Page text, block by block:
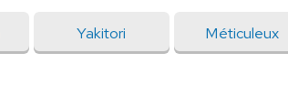
Yakitori Méticuleux